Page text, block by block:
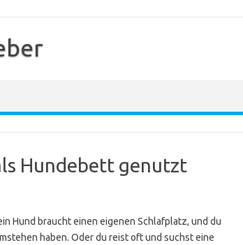
Hundebett genutzt
Hund braucht einen eigenen Schlafplatz, und du
haben. Oder du reist oft und suchst eine